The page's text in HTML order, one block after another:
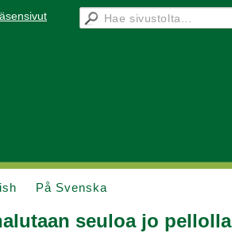
På Svenska
seuloa jo pellolla